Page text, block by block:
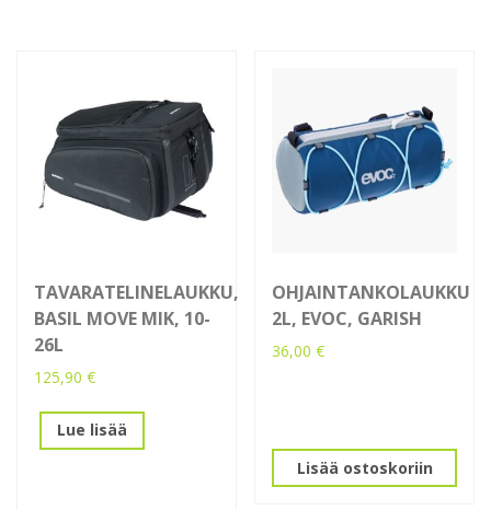
TAVARATELINELAUKKU,
BASIL MOVE MIK, 10-
26L
125,90 €
Lue lisää
OHJAINTANKOLAUKKU
2L, EVOC, GARISH
36,00€
Lisää ostoskoriin